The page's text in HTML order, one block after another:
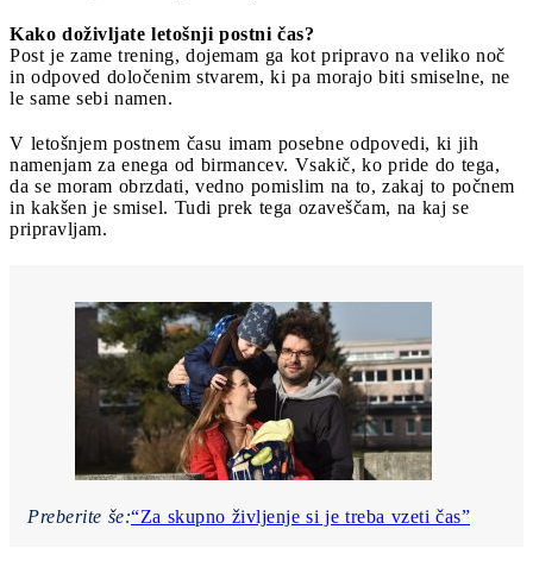
Kako doživljate letošnji postni čas?
Post je zame trening, dojemam ga kot pripravo na veliko noč
in odpoved določenim stvarem, ki pa morajo biti smiselne, ne
le same sebi namen.
V letošnjem postnem času imam posebne odpovedi, ki jih
namenjam za enega od birmancev. Vsakič, ko pride do tega,
da se moram obrzdati, vedno pomislim na to, zakaj to počnem
in kakšen je smisel. Tudi prek tega ozaveščam, na kaj se
pripravljam.
Preberite še:“Za skupno življenje si je treba vzeti čas”